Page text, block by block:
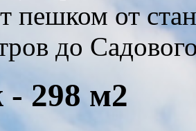
пешком от
до
- 298 м2